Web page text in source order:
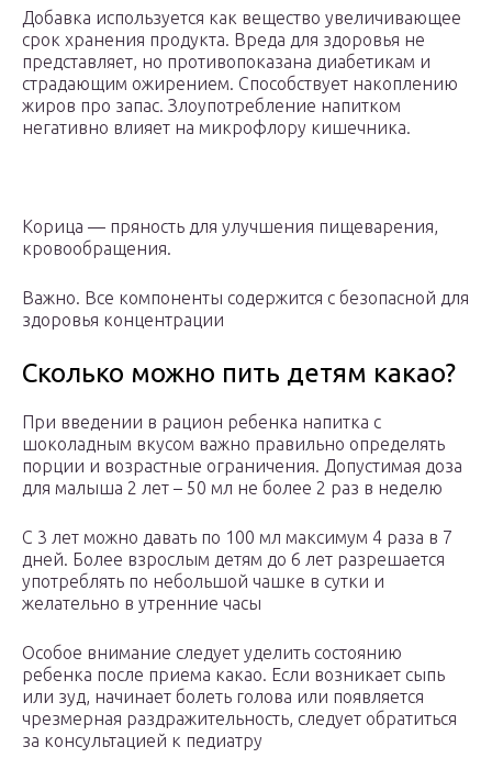
Добавка используется как вещество увеличивающее
срок хранения продукта. Вреда для здоровья не
представляет, но противопоказана диабетикам и
страдающим ожирением. Способствует накоплению
жиров про запас. Злоупотребление напитком
негативно влияет на микрофлору кишечника.
Корица — пряность для улучшения пищеварения,
кровообращения.
Важно. Все компоненты содержится с безопасной для
здоровья концентрации
Сколько можно пить детям какао?
При введении в рацион ребенка напитка с
шоколадным вкусом важно правильно определять
порции и возрастные ограничения. Допустимая доза
для малыша 2 лет – 50 мл не более 2 раз в неделю
С 3 лет можно давать по 100 мл максимум 4 раза в 7
дней. Более взрослым детям до 6 лет разрешается
употреблять по небольшой чашке в сутки и
желательно в утренние часы
Особое внимание следует уделить состоянию
ребенка после приема какао. Если возникает сыпь
или зуд, начинает болеть голова или появляется
чрезмерная раздражительность, следует обратиться
за консультацией к педиатру